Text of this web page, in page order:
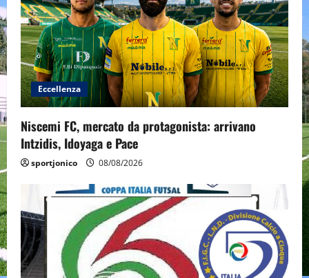
Eccellenza
Niscemi FC, mercato da protagonista: arrivano
Intzidis, Idoyaga e Pace
sportjonico 08/08/2026